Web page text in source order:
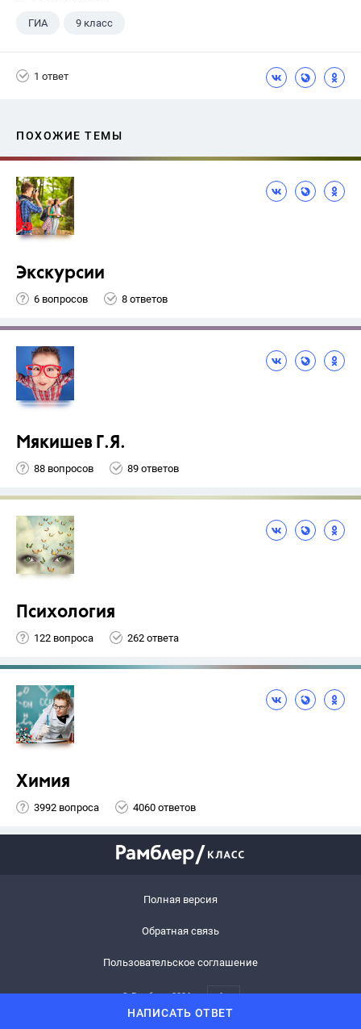
НАПИСАТЬ ОТВЕТ
ГИА 9 класс
1 ответ
ПОХОЖИЕ ТЕМЫ
Экскурсии
6 вопросов 8 ответов
Мякишев Г.Я.
88 вопросов 89 ответов
Психология
122 вопроса 262 ответа
Химия
3992 вопроса 4060 ответов
Полная версия
Обратная связь
Пользовательское соглашение
© Рамблер,2026 6+